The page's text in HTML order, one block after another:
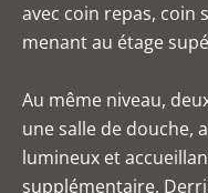
avec coin repas, coin
menant au étage
Au même niveau,
une salle de douche,
lumineux et
supplémentaire.